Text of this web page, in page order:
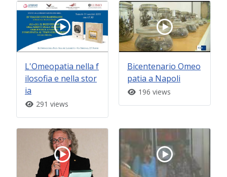
L'Omeopatia nella f
ilosofia e nella stor
ia
291 views
Bicentenario Omeo
patia a Napoli
196 views